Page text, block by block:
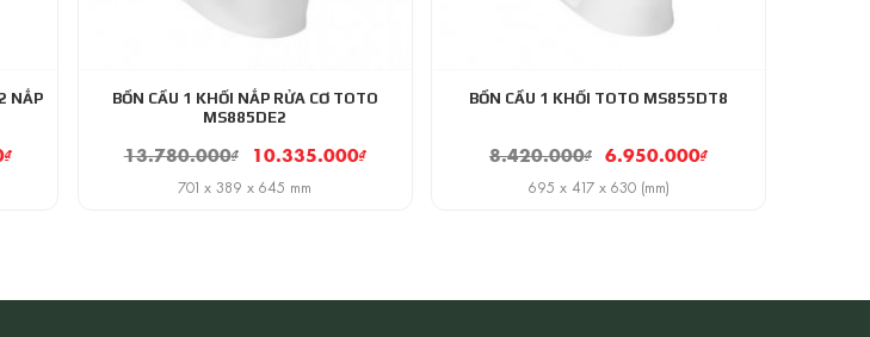
NẮP
₫
BỒN CẦU 1 KHỐI NẮP RỬA CƠ TOTO
MS885DE2
13.780.000₫ 10.335.000₫
701 x 389 x 645 mm
BỒN CẦU 1 KHỐI TOTO MS855DT8
8.420.000₫ 6.950.000₫
695 x 417 x 630 (mm)